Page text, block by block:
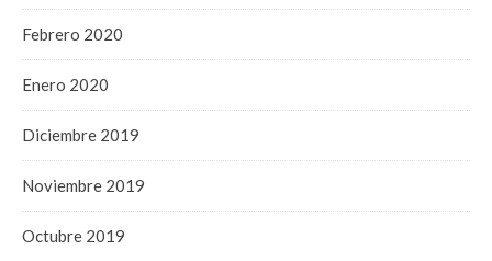
Febrero 2020
Enero 2020
Diciembre 2019
Noviembre 2019
Octubre 2019